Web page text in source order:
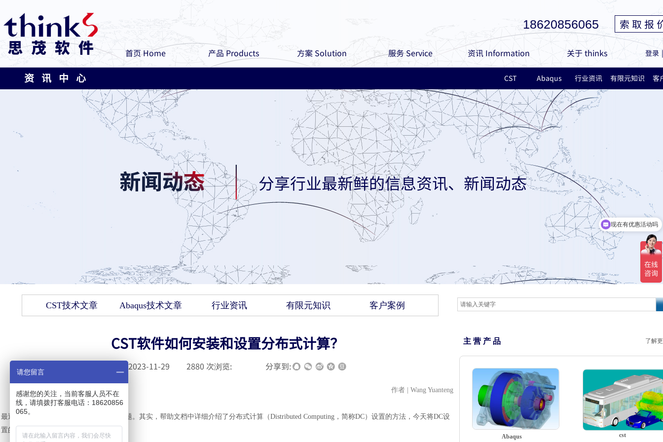
18620856065
登录 |
索 取 报
首页 Home 产品 Products 方案 Solution 服务 Service 资讯 Information 关于 thinks
分享行业最新鲜的信息资讯、新闻动态
资 讯 中 心 CST Abaqus 行业资讯 有限元知识 客
CST技术文章 Abaqus技术文章 行业资讯 有限元知识 客户案例
CST软件如何安装和设置分布式计算？
发布时间 :2023-11-29 2880 次浏览: 分享到:
作者 | Wang Yuanteng
最近常有用户问到分布式计算设置相关问题。其实，帮助文档中详细介绍了分布式计算（Distributed Computing，简称DC）设置的方法，今天将DC设
置的几部分关键内容总结一下。
主 营 产 品 了解
cst
Abaqus
现在有优惠活动吗
请您留言
感谢您的关注，当前客服人员不在
线，请填拨打客服电话：18620856
065。